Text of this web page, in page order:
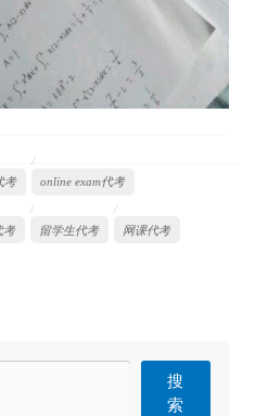
考 online exam代考
考 留学生代考 网课代考
搜
索